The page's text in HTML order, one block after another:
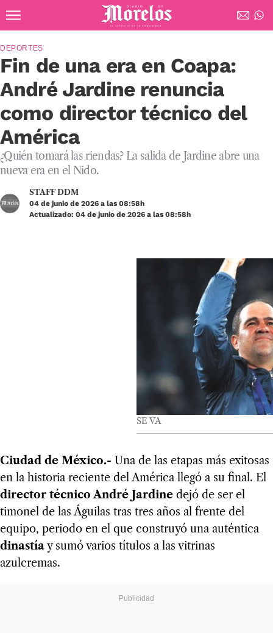
Diario de Morelos
Fin de una era en Coapa:
André Jardine renuncia
como director técnico del
América
DEPORTES
¿Quién tomará las riendas? La salida de Jardine abre una
nueva era en el Nido.
STAFF DDM
04 de junio de 2026 a las 08:58h
Actualizado: 04 de junio de 2026 a las 08:58h
SE VA
Ciudad de México.- Una de las etapas más exitosas
en la historia reciente del América llegó a su final. El
director técnico André Jardine dejó de ser el
timonel de las Águilas tras tres años al frente del
equipo, periodo en el que construyó una auténtica
dinastíay sumó varios títulos a las vitrinas
azulcremas.